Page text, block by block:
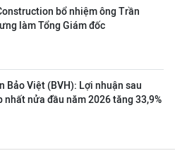
bổ nhiệm ông Trần
làm Tổng Giám đốc
Bảo Việt (BVH): Lợi nhuận sau
nhất nửa đầu năm 2026 tăng 33,9%